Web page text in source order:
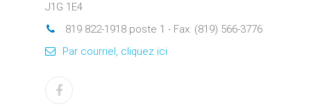
J1G 1E4
819 822-1918 poste 1 - Fax: (819) 566-3776
Par courriel, cliquez ici